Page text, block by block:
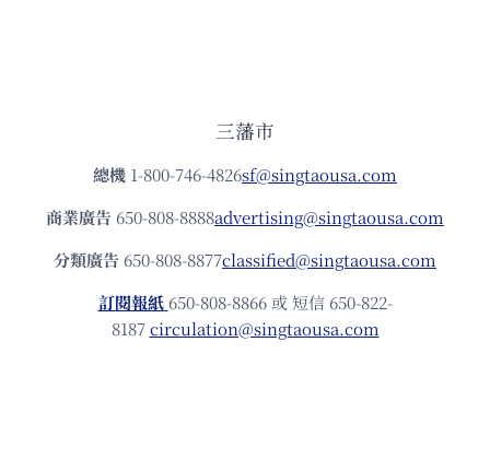
三藩市
總機 1-800-746-4826sf@singtaousa.com
商業廣告 650-808-8888advertising@singtaousa.com
分類廣告 650-808-8877classified@singtaousa.com
訂閱報紙 650-808-8866 或 短信 650-822-
8187circulation@singtaousa.com